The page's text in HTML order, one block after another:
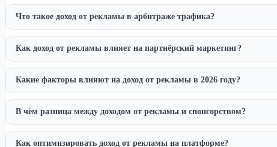
Что такое доход от рекламы в арбитраже трафика?
Как доход от рекламы влияет на партнёрский маркетинг?
Какие факторы влияют на доход от рекламы в 2026 году?
В чём разница между доходом от рекламы и спонсорством?
Как оптимизировать доход от рекламы на платформе?